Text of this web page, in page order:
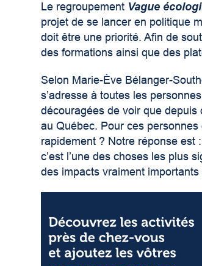
Le regroupement Vague
projet de se lancer en politique
doit être une priorité. Afin de
des formations ainsi que des
Selon Marie-Ève Bélanger-
s’adresse à toutes les
découragées de voir que depuis
au Québec. Pour ces
rapidement ? Notre réponse est
c’est l’une des choses les plus
des impacts vraiment